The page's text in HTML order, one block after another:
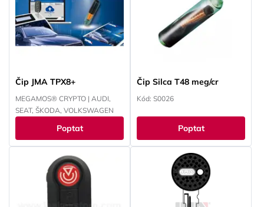
SMART, SUBARU, SUZUKI,
TOYOTA, VOKSWAGEN,
YAMAHA
SMART, SUBARU, SUZUKI,
TOYOTA, VOKSWAGEN,
YAMAHA
Čip JMA TPX8+
MEGAMOS® CRYPTO | AUDI,
SEAT, ŠKODA, VOLKSWAGEN
Poptat
Čip Silca T48 meg/cr
Kód: S0026
Poptat